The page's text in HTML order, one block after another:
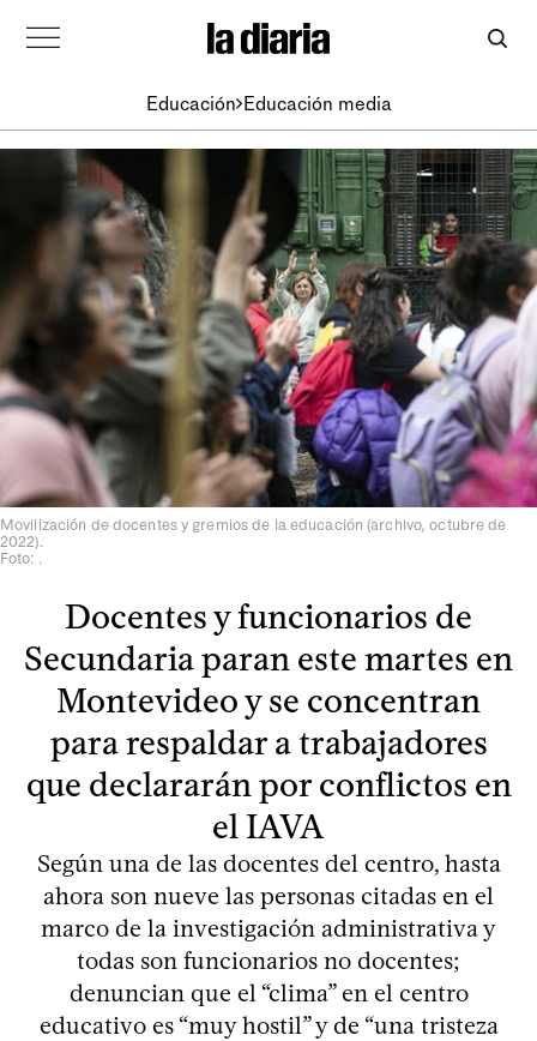
Educación Educación media
Movilización de docentes y gremios de la educación (archivo, octubre de
2022).
Foto: .
Docentes y funcionarios de
Secundaria paran este martes en
Montevideo y se concentran
para respaldar a trabajadores
que declararán por conflictos en
el IAVA
Según una de las docentes del centro, hasta
ahora son nueve las personas citadas en el
marco de la investigación administrativa y
todas son funcionarios no docentes;
denuncian que el “clima” en el centro
educativo es “muy hostil” y de “una tristeza